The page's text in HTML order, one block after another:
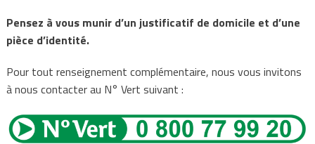
Pensez à vous munir d’un justificatif de domicile et d’une
pièce d’identité.
Pour tout renseignement complémentaire, nous vous invitons
à nous contacter au N° Vert suivant :